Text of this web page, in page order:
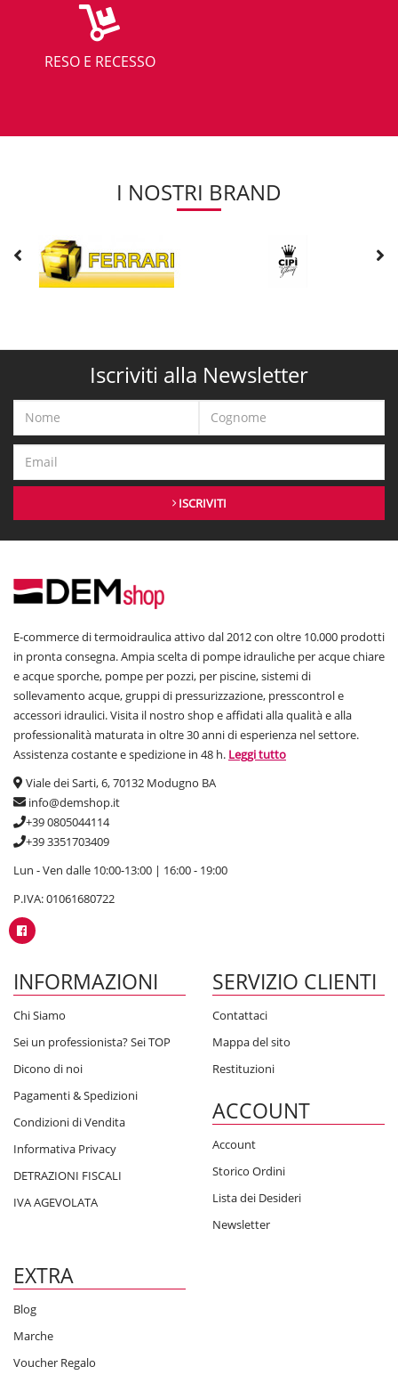
RESO E RECESSO
I NOSTRI BRAND
Iscriviti alla Newsletter
ISCRIVITI
E-commerce di termoidraulica attivo dal 2012 con oltre 10.000 prodotti
in pronta consegna. Ampia scelta di pompe idrauliche per acque chiare
e acque sporche, pompe per pozzi, per piscine, sistemi di
sollevamento acque, gruppi di pressurizzazione, presscontrol e
accessori idraulici. Visita il nostro shop e affidati alla qualità e alla
professionalità maturata in oltre 30 anni di esperienza nel settore.
Assistenza costante e spedizione in 48 h. Leggi tutto
Viale dei Sarti, 6, 70132 Modugno BA
info@demshop.it
+39 0805044114
+39 3351703409
Lun - Ven dalle 10:00-13:00 | 16:00 - 19:00
P.IVA: 01061680722
INFORMAZIONI
Chi Siamo
Sei un professionista? Sei TOP
Dicono di noi
Pagamenti & Spedizioni
Condizioni di Vendita
Informativa Privacy
DETRAZIONI FISCALI
IVA AGEVOLATA
SERVIZIO CLIENTI
Contattaci
Mappa del sito
Restituzioni
ACCOUNT
Account
Storico Ordini
Lista dei Desideri
Newsletter
EXTRA
Blog
Marche
Voucher Regalo